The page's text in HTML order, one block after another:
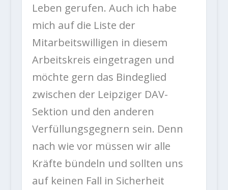
Leben gerufen. Auch ich habe
mich auf die Liste der
Mitarbeitswilligen in diesem
Arbeitskreis eingetragen und
möchte gern das Bindeglied
zwischen der Leipziger DAV-
Sektion und den anderen
Verfüllungsgegnern sein. Denn
nach wie vor müssen wir alle
Kräfte bündeln und sollten uns
auf keinen Fall in Sicherheit